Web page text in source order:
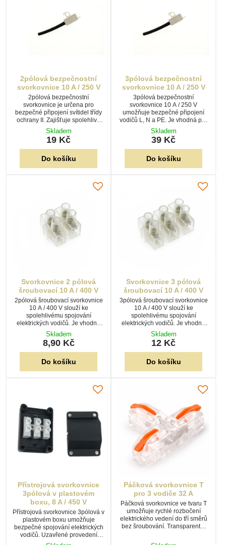
2pólová bezpečnostní
svorkovnice 10 A / 250 V
2pólová bezpečnostní
svorkovnice je určena pro
bezpečné připojení svítidel třídy
ochrany II. Zajišťuje spolehlivé
propojení vodičů, odlehčení tahu
kabelu a snadnou montáž při
výrobě i opravách svítidel.
Skladem
19 Kč
Do košíku
3pólová bezpečnostní
svorkovnice 10 A / 250 V
3pólová bezpečnostní
svorkovnice 10 A / 250 V
umožňuje bezpečné připojení
vodičů L, N a PE. Je vhodná pro
svítidla i další elektrická zařízení
třídy ochrany I a II a zajišťuje
spolehlivé šroubové připojení.
Skladem
39 Kč
Do košíku
Svorkovnice 2 pólová
šroubovací 10 A / 400 V
2pólová šroubovací svorkovnice
10 A / 400 V slouží ke
spolehlivému spojování
elektrických vodičů. Je vhodná
pro připojení dvou vodičů ve
svítidlech, rozvodných krabicích i
běžných elektroinstalacích.
Skladem
8,90 Kč
Do košíku
Svorkovnice 3 pólová
šroubovací 10 A / 400 V
3pólová šroubovací svorkovnice
10 A / 400 V slouží ke
spolehlivému spojování
elektrických vodičů. Je vhodná
pro připojení vodičů L, N a PE ve
svítidlech, rozvodných krabicích i
elektroinstalacích.
Skladem
12 Kč
Do košíku
Přístrojová svorkovnice
3pólová v plastovém
boxu, 8 A / 450 V
Přístrojová svorkovnice 3pólová v
plastovém boxu umožňuje
bezpečné spojování elektrických
vodičů. Uzavřené provedení
chrání elektrické spoje před
Páčková svorkovnice T
pro 3 vodiče 32 A
Páčková svorkovnice ve tvaru T
umožňuje rychlé rozbočení
elektrického vedení do tří směrů
bez šroubování. Transparentní